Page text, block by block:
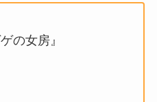
の女房』